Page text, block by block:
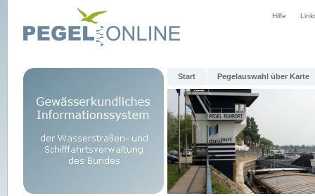
Hilfe
Start Pegelauswahl über Karte